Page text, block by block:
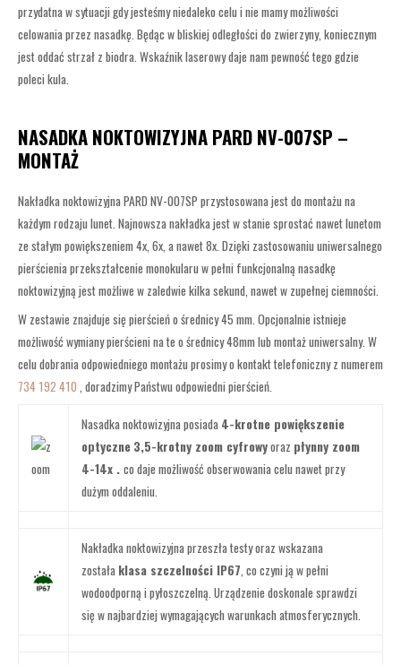
przydatna w sytuacji gdy jesteśmy niedaleko celu i nie mamy możliwości
celowania przez nasadkę. Będąc w bliskiej odległości do zwierzyny, koniecznym
jest oddać strzał z biodra. Wskaźnik laserowy daje nam pewność tego gdzie
poleci kula.
NASADKA NOKTOWIZYJNA PARD NV-007SP –
MONTAŻ
Nakładka noktowizyjna PARD NV-007SP przystosowana jest do montażu na
każdym rodzaju lunet. Najnowsza nakładka jest w stanie sprostać nawet lunetom
ze stałym powiększeniem 4x, 6x, a nawet 8x. Dzięki zastosowaniu uniwersalnego
pierścienia przekształcenie monokularu w pełni funkcjonalną nasadkę
noktowizyjną jest możliwe w zaledwie kilka sekund, nawet w zupełnej ciemności.
W zestawie znajduje się pierścień o średnicy 45 mm. Opcjonalnie istnieje
możliwość wymiany pierścieni na te o średnicy 48mm lub montaż uniwersalny. W
celu dobrania odpowiedniego montażu prosimy o kontakt telefoniczny z numerem
734 192 410 , doradzimy Państwu odpowiedni pierścień.
Nasadka noktowizyjna posiada 4-krotne powiększenie
optyczne 3,5-krotny zoom cyfrowyoraz płynny zoom
4-14x . co daje możliwość obserwowania celu nawet przy
dużym oddaleniu.
Nakładka noktowizyjna przeszła testy oraz wskazana
została klasa szczelności IP67 , co czyni ją w pełni
wodoodporną i pyłoszczelną. Urządzenie doskonale sprawdzi
się w najbardziej wymagających warunkach atmosferycznych.